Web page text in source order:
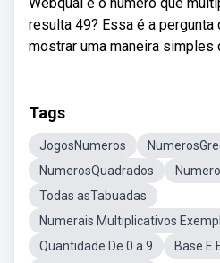
resulta 49? Essa é a
mostrar uma maneira simples
Tags
JogosNumeros
NumerosQuadrados
Todas asTabuadas
Numerais Multiplicativos
Quantidade De 0 a 9
Base E